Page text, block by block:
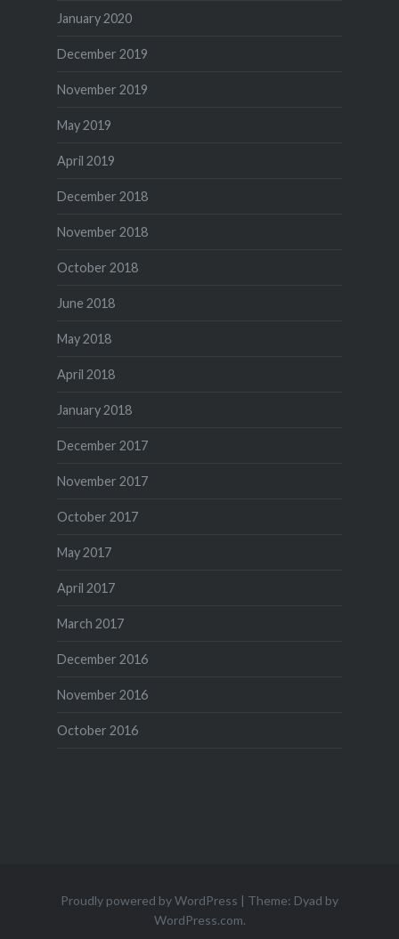
January 2020
December 2019
November 2019
May 2019
April 2019
December 2018
November 2018
October 2018
June 2018
May 2018
April 2018
January 2018
December 2017
November 2017
October 2017
May 2017
April 2017
March 2017
December 2016
November 2016
October 2016
Proudly powered by WordPress | Theme: Dyad by
WordPress.com.